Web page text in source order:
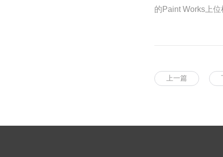
的Paint Works上
上一篇